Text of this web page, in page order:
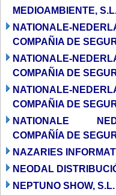
MEDIOAMBIENTE,
NATIONALE-
COMPAÑIA DE
NATIONALE-
COMPAÑIA DE
NATIONALE-
COMPAÑIA DE
NATIONALE
COMPAÑÍA DE
NAZARIES
NEODAL
NEPTUNO SHOW, S.L.